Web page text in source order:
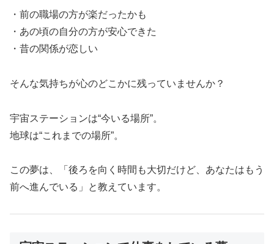
・前の職場の方が楽だったかも
・あの頃の自分の方が安心できた
・昔の関係が恋しい
そんな気持ちが心のどこかに残っていませんか？
宇宙ステーションは“今いる場所”。
地球は“これまでの場所”。
この夢は、「後ろを向く時間も大切だけど、あなたはもう
前へ進んでいる」と教えています。